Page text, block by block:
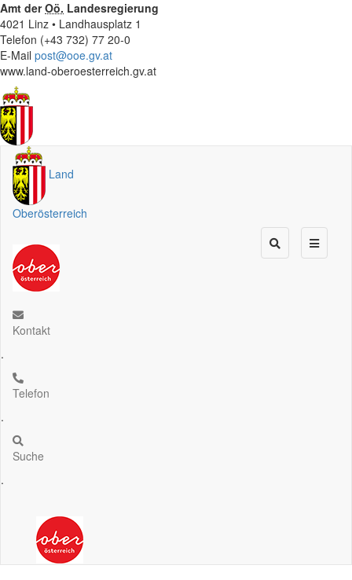
Amt derOö. Landesregierung
4021 Linz • Landhausplatz 1
Telefon (+43 732) 77 20-0
E-Mail post@ooe.gv.at
www.land-oberoesterreich.gv.at
Land
Oberösterreich
Kontakt
.
Telefon
.
Suche
.